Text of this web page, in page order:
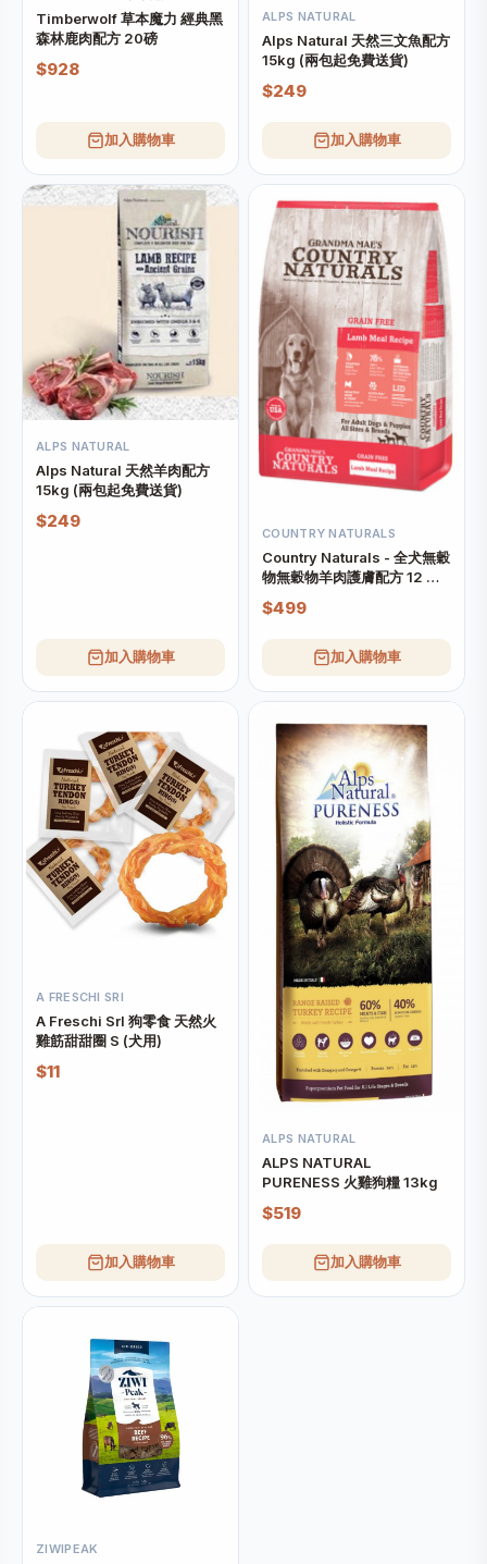
Timberwolf 草本魔力 經典黑
森林鹿肉配方 20磅
$928
加入購物車
ALPS NATURAL
Alps Natural 天然三文魚配方
15kg (兩包起免費送貨)
$249
加入購物車
ALPS NATURAL
Alps Natural 天然羊肉配方
15kg (兩包起免費送貨)
$249
加入購物車
COUNTRY NATURALS
Country Naturals - 全犬無穀
物無穀物羊肉護膚配方 12 磅
(需預訂)
$499
加入購物車
A FRESCHI SRI
A Freschi Srl 狗零食 天然火
雞筋甜甜圈 S (犬用)
$11
加入購物車
ALPS NATURAL
ALPS NATURAL
PURENESS 火雞狗糧 13kg
$519
加入購物車
ZIWIPEAK